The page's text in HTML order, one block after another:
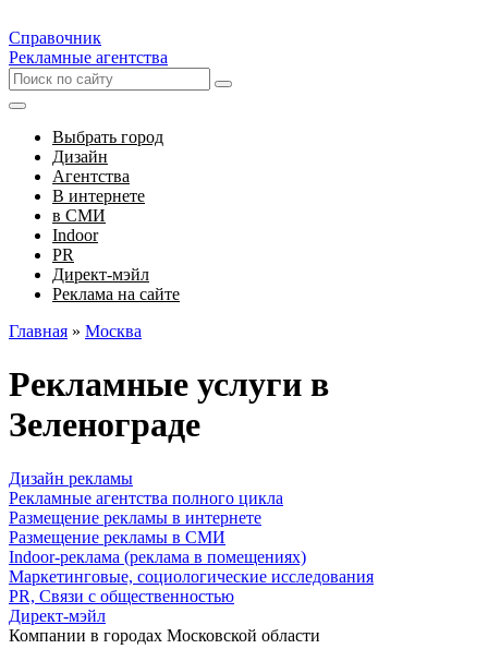
Справочник
Рекламные агентства
Выбрать город
Дизайн
Агентства
В интернете
в СМИ
Indoor
PR
Директ-мэйл
Реклама на сайте
Главная » Москва
Рекламные услуги в
Зеленограде
Дизайн рекламы
Рекламные агентства полного цикла
Размещение рекламы в интернете
Размещение рекламы в СМИ
Indoor-реклама (реклама в помещениях)
Маркетинговые, социологические исследования
PR, Связи с общественностью
Директ-мэйл
Компании в городах Московской области